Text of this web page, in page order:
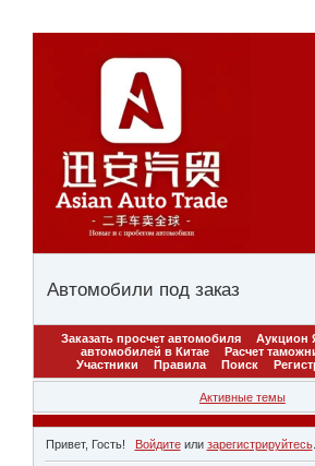
Автомобили под заказ
Заказать просчет автомобиля Аукцион
автомобилей в Китае
Расчет
Участники
Правила Поиск
Активные темы
Привет, Гость! Войдитеили зарегистрируйтесь.